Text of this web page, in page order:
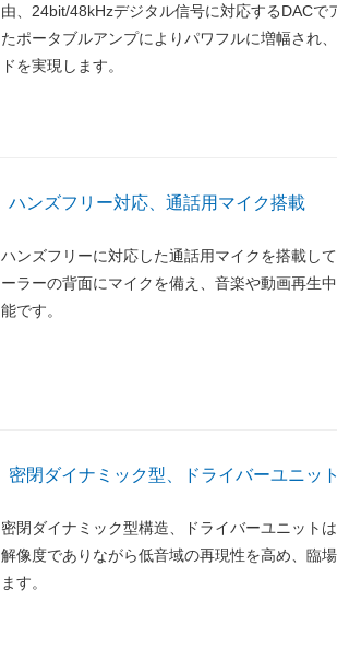
由、24bit/48kHzデジタル信号に対応するDACで
たポータブルアンプによりパワフルに増幅され
ドを実現します。
ハンズフリー対応、通話用マイク搭載
ハンズフリーに対応した通話用マイクを搭載し
ーラーの背面にマイクを備え、音楽や動画再生
能です。
密閉ダイナミック型、ドライバーユニッ
密閉ダイナミック型構造、ドライバーユニット
解像度でありながら低音域の再現性を高め、臨
ます。